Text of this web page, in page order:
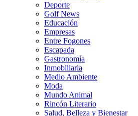
Deporte
Golf News
Educación
Empresas
Entre Fogones
Escapada
Gastronomía
Inmobiliaria
Medio Ambiente
Moda
Mundo Animal
Rincón Literario
Salud, Belleza y Bienestar